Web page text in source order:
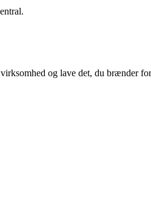
og lave det, du brænder